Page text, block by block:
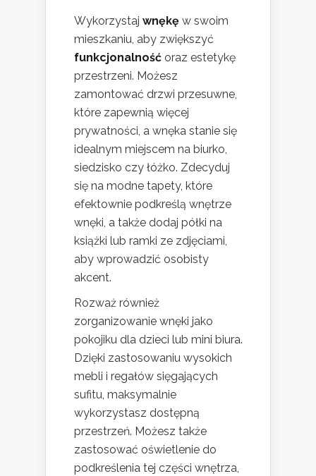
Wykorzystaj wnękę w swoim
mieszkaniu, aby zwiększyć
funkcjonalność oraz estetykę
przestrzeni. Możesz
zamontować drzwi przesuwne,
które zapewnią więcej
prywatności, a wnęka stanie się
idealnym miejscem na biurko,
siedzisko czy łóżko. Zdecyduj
się na modne tapety, które
efektownie podkreślą wnętrze
wnęki, a także dodaj półki na
książki lub ramki ze zdjęciami,
aby wprowadzić osobisty
akcent.
Rozważ również
zorganizowanie wnęki jako
pokojiku dla dzieci lub mini biura.
Dzięki zastosowaniu wysokich
mebli i regałów sięgających
sufitu, maksymalnie
wykorzystasz dostępną
przestrzeń. Możesz także
zastosować oświetlenie do
podkreślenia tej części wnętrza,